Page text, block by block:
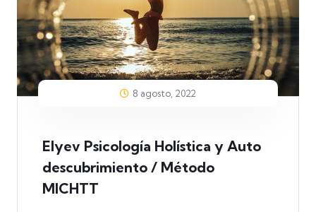
8 agosto, 2022
Elyev Psicología Holística y Auto
descubrimiento / Método
MICHTT